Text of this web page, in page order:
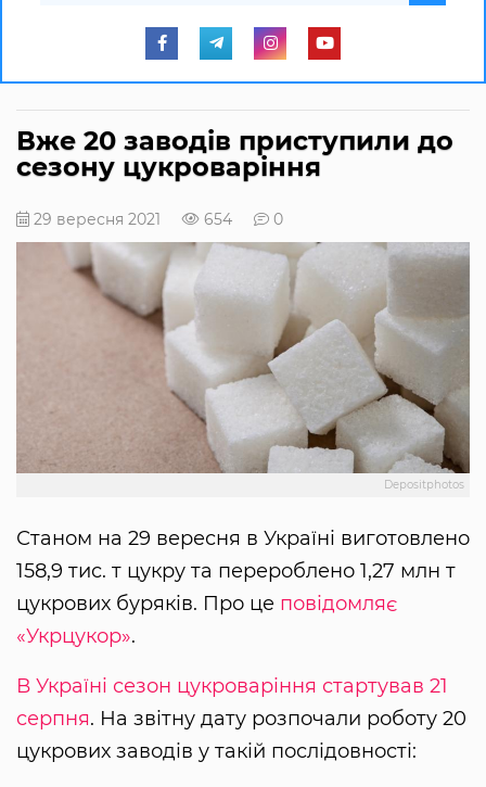
Вже 20 заводів приступили до
сезону цукроваріння
29 вересня 2021 654 0
Depositphotos
Станом на 29 вересня в Україні виготовлено
158,9 тис. т цукру та перероблено 1,27 млн т
цукрових буряків. Про це повідомляє
«Укрцукор».
В Україні сезон цукроваріння стартував 21
серпня. На звітну дату розпочали роботу 20
цукрових заводів у такій послідовності: